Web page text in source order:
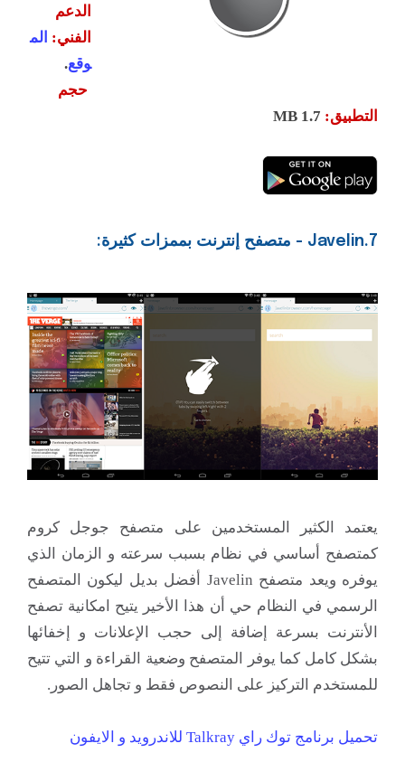
الدعم
الفني: الم
وقع.
حجم
التطبيق: .7 MB
7.Javelin - متصفح إنترنت بممزات كثيرة:
يعتمد الكثير المستخدمين على متصفح جوجل كروم
كمتصفح أساسي في نظام بسبب سرعته و الزمان الذي
يوفره ويعد متصفح Javelin أفضل بديل ليكون المتصفح
الرسمي في النظام حي أن هذا الأخير يتيح امكانية تصفح
الأنترنت بسرعة إضافة إلى حجب الإعلانات و إخفائها
بشكل كامل كما يوفر المتصفح وضعية القراءة و التي تتيح
للمستخدم التركيز على النصوص فقط و تجاهل الصور.
تحميل برنامج توك راي Talkray للاندرويد و الايفون